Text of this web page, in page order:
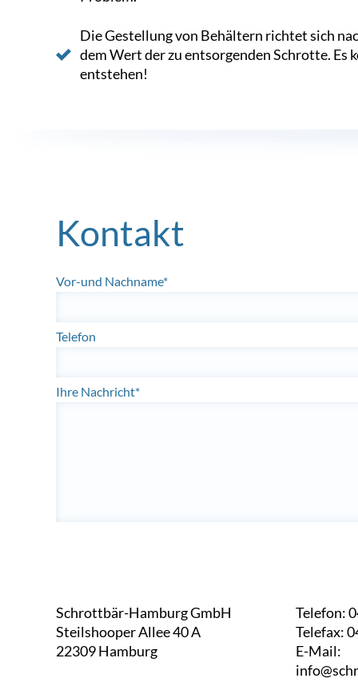
Die Gestellung von Behältern richtet sich
dem Wert der zu entsorgenden Schrotte. Es
entstehen!
Kontakt
Vor-und Nachname*
Telefon
Ihre Nachricht*
Schrottbär-Hamburg GmbH
Steilshooper Allee 40 A
22309 Hamburg
Telefon:
Telefax:
E-Mail: